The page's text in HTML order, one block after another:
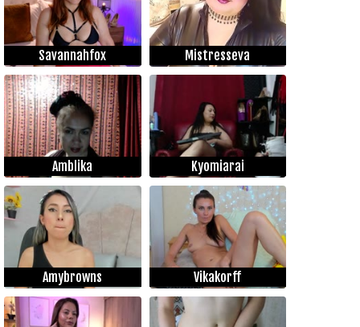
Savannahfox Mistresseva
Amblika Kyomiarai
Amybrowns Vikakorff